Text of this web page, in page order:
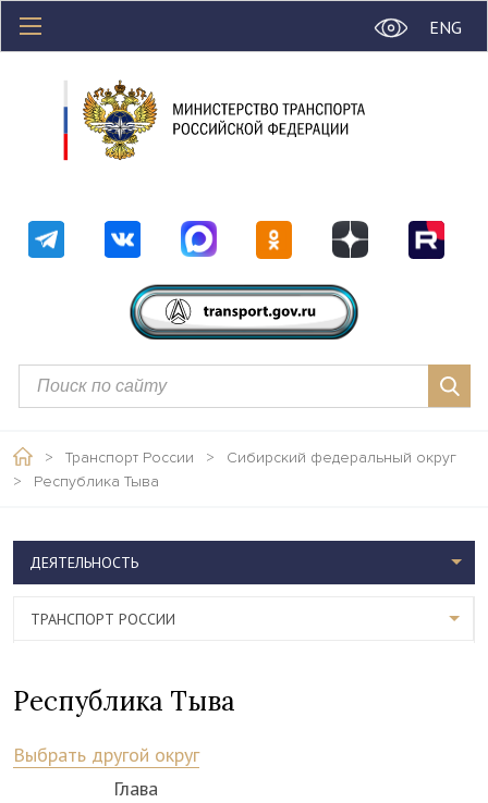
ENG
> Транспорт России >
Сибирский федеральный округ
>
Республика Тыва
Республика Тыва
Выбрать другой округ
Глава
ДЕЯТЕЛЬНОСТЬ
ТРАНСПОРТ РОССИИ